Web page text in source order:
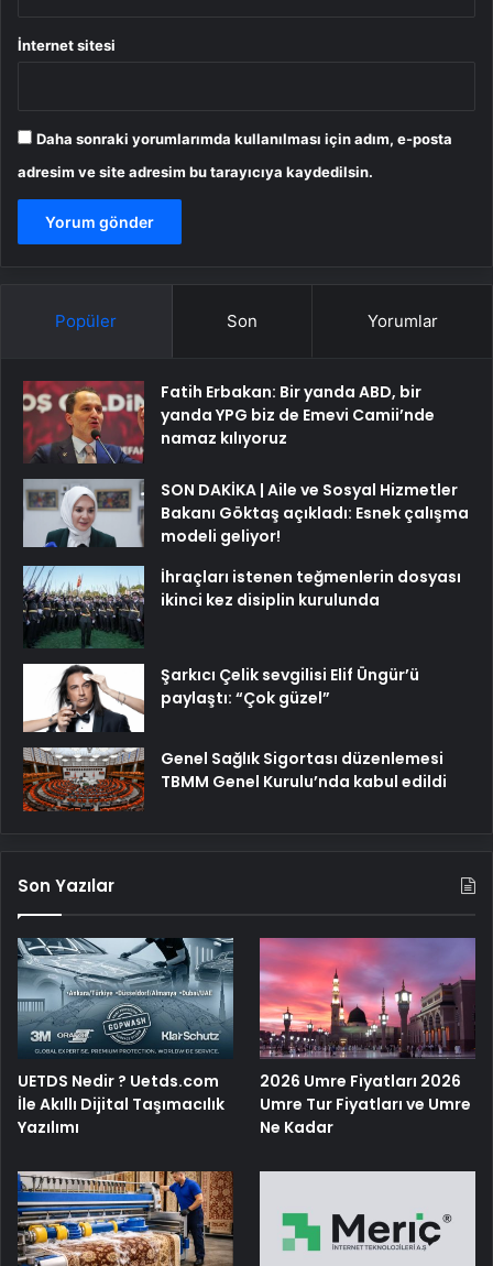
İnternet sitesi
Daha sonraki yorumlarımda kullanılması için adım, e-posta
adresim ve site adresim bu tarayıcıya kaydedilsin.
Popüler Son Yorumlar
Fatih Erbakan: Bir yanda ABD, bir
yanda YPG biz de Emevi Camii’nde
namaz kılıyoruz
SON DAKİKA | Aile ve Sosyal Hizmetler
Bakanı Göktaş açıkladı: Esnek çalışma
modeli geliyor!
İhraçları istenen teğmenlerin dosyası
ikinci kez disiplin kurulunda
Şarkıcı Çelik sevgilisi Elif Üngür’ü
paylaştı: “Çok güzel”
Genel Sağlık Sigortası düzenlemesi
TBMM Genel Kurulu’nda kabul edildi
Son Yazılar
UETDS Nedir ? Uetds.com
İle Akıllı Dijital Taşımacılık
Yazılımı
2026 Umre Fiyatları 2026
Umre Tur Fiyatları ve Umre
Ne Kadar